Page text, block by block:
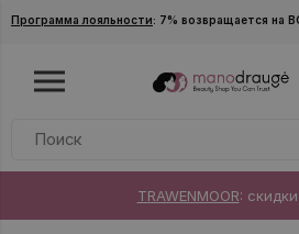
Skip
Программа лояльности: 7% возвращается на
TRAWENMOOR: